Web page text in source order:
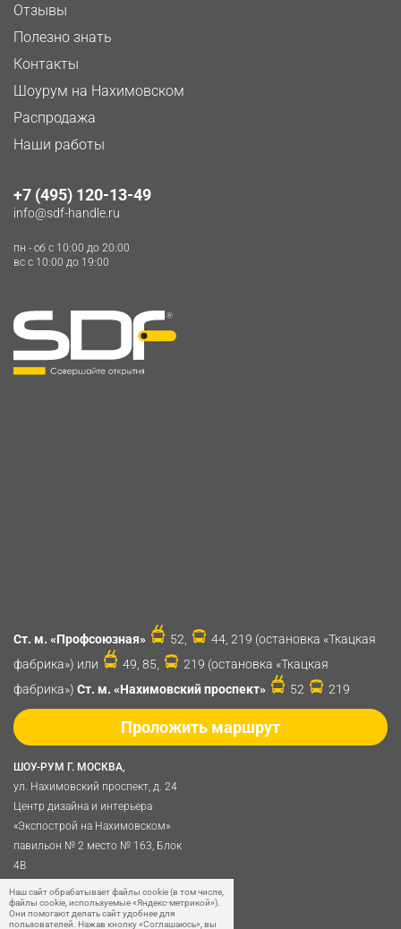
Отзывы
Полезно знать
Контакты
Шоурум на Нахимовском
Распродажа
Наши работы
+7 (495) 120-13-49
info@sdf-handle.ru
пн - сб c 10:00 до 20:00
вс c 10:00 до 19:00
ШОУ-РУМ Г. МОСКВА,
ул. Нахимовский проспект, д. 24
Центр дизайна и интерьера
«Экспострой на Нахимовском»
павильон № 2 место № 163, Блок
4B
Политика обработки
персональных данных
Ст. м. «Профсоюзная» 52,
44, 219 (остановка «Ткацкая
фабрика») или
49, 85,
219 (остановка «Ткацкая
фабрика») Ст. м. «Нахимовский проспект» 52 219
Проложить маршрут
Наш сайт обрабатывает файлы cookie (в том числе,
файлы cookie, используемые «Яндекс-метрикой»).
Они помогают делать сайт удобнее для
пользователей. Нажав кнопку «Соглашаюсь», вы